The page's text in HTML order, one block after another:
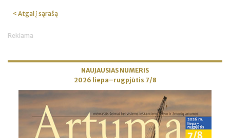
< Atgal į sąrašą
Reklama
NAUJAUSIAS NUMERIS
2026 liepa–rugpjūtis 7/8